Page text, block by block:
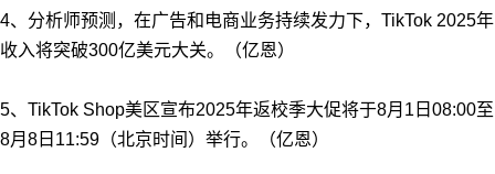
4、分析师预测，在广告和电商业务持续发力下，TikTok 2025年
收入将突破300亿美元大关。（亿恩）
5、TikTok Shop美区宣布2025年返校季大促将于8月1日08:00至
8月8日11:59（北京时间）举行。（亿恩）